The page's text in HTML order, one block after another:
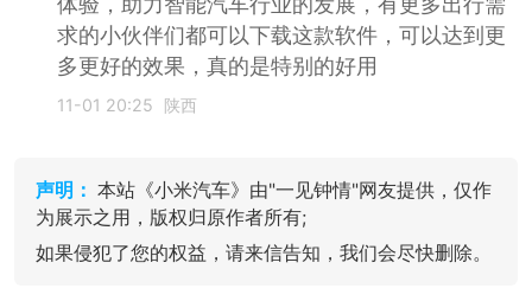
求的小伙伴们都可以下载这款软件，可以达到更
多更好的效果，真的是特别的好用
11-01 20:25 陕西
声明： 本站《小米汽车》由"一见钟情"网友提供，仅作
为展示之用，版权归原作者所有;
如果侵犯了您的权益，请来信告知，我们会尽快删除。